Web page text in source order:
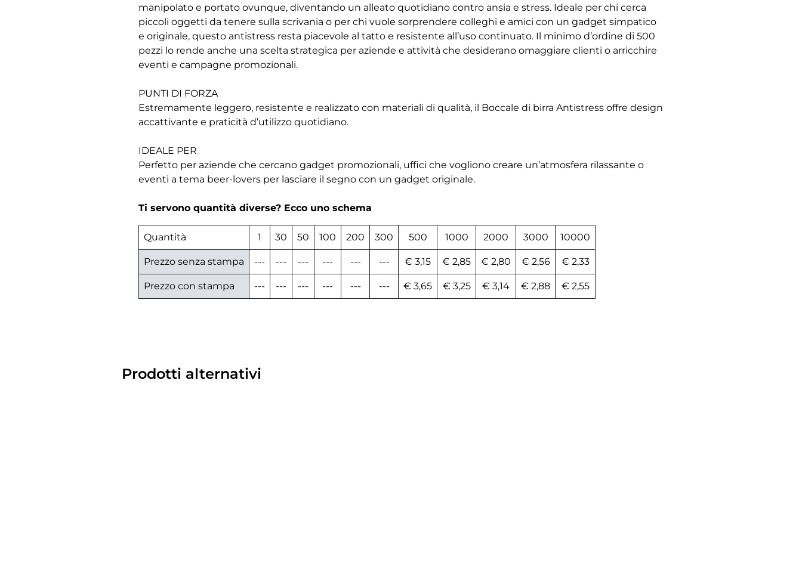
manipolato e portato ovunque, diventando un alleato quotidiano contro ansia e stress. Ideale per chi cerca
piccoli oggetti da tenere sulla scrivania o per chi vuole sorprendere colleghi e amici con un gadget simpatico
e originale, questo antistress resta piacevole al tatto e resistente all’uso continuato. Il minimo d’ordine di 500
pezzi lo rende anche una scelta strategica per aziende e attività che desiderano omaggiare clienti o arricchire
eventi e campagne promozionali.
PUNTI DI FORZA
Estremamente leggero, resistente e realizzato con materiali di qualità, il Boccale di birra Antistress offre design
accattivante e praticità d’utilizzo quotidiano.
IDEALE PER
Perfetto per aziende che cercano gadget promozionali, uffici che vogliono creare un’atmosfera rilassante o
eventi a tema beer-lovers per lasciare il segno con un gadget originale.
Ti servono quantità diverse? Ecco uno schema
Quantità 1 30 50 100 200 300 500 1000 2000 3000 10000
Prezzo senza stampa --- --- --- --- --- --- € 3,15 € 2,85 € 2,80 € 2,56 € 2,33
Prezzo con stampa --- --- --- --- --- --- € 3,65 € 3,25 € 3,14 € 2,88 € 2,55
Prodotti alternativi